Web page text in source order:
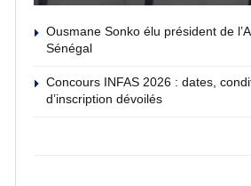
Ousmane Sonko élu président de
Sénégal
Concours INFAS 2026 : dates,
d’inscription dévoilés